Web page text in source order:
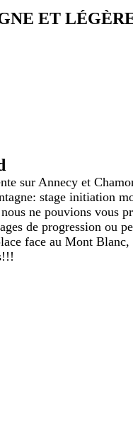
ET
sur Annecy et
stage initiation
ne pouvions vous
de progression ou
face au Mont